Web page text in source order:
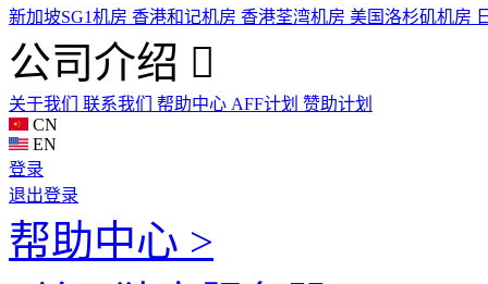
新加坡SG1机房 香港和记机房 香港荃湾机房 美国洛杉矶机房
公司介绍
关于我们 联系我们 帮助中心 AFF计划 赞助计划
CN
EN
登录
退出登录
帮助中心 >